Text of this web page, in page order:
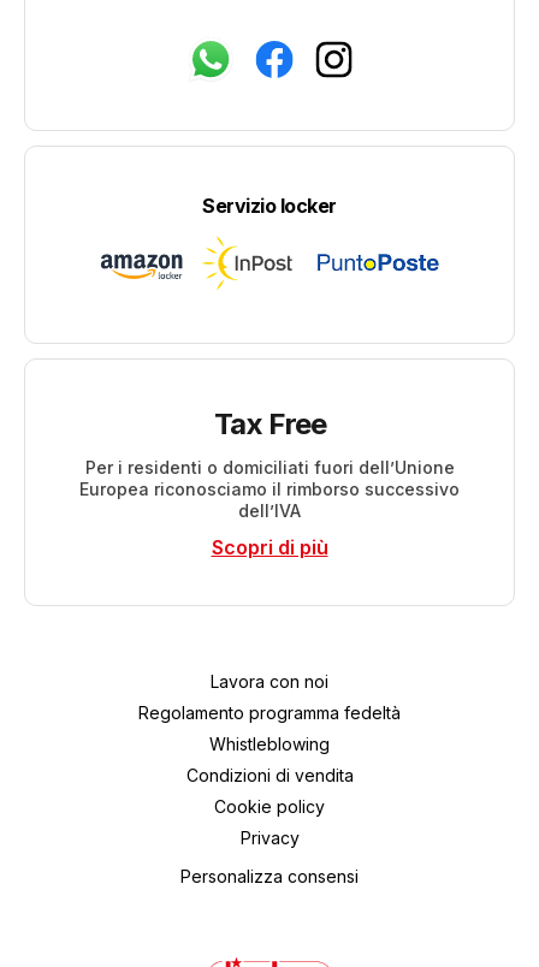
Servizio locker
Tax Free
Per i residenti o domiciliati fuori dell’Unione
Europea riconosciamo il rimborso successivo
dell’IVA
Scopri di più
Lavora con noi
Regolamento programma fedeltà
Whistleblowing
Condizioni di vendita
Cookie policy
Privacy
Personalizza consensi